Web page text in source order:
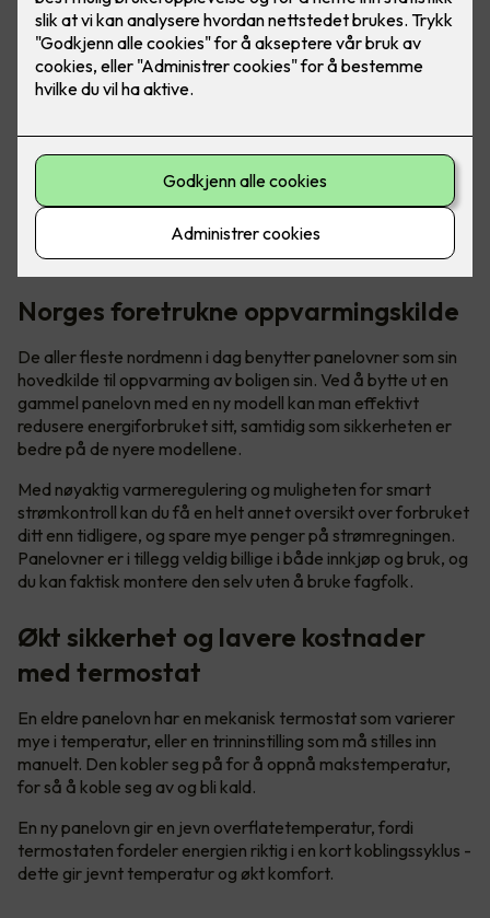
Den høyeste strømkostnaden i en bolig skyldes
oppvarming. Panelovner er ofte et av de rimeligste og
mest miljøvennlige alternativene du kan velge.
Norges foretrukne oppvarmingskilde
De aller fleste nordmenn i dag benytter panelovner som sin
hovedkilde til oppvarming av boligen sin. Ved å bytte ut en
gammel panelovn med en ny modell kan man effektivt
redusere energiforbruket sitt, samtidig som sikkerheten er
bedre på de nyere modellene.
Med nøyaktig varmeregulering og muligheten for smart
strømkontroll kan du få en helt annet oversikt over forbruket
ditt enn tidligere, og spare mye penger på strømregningen.
Panelovner er i tillegg veldig billige i både innkjøp og bruk, og
du kan faktisk montere den selv uten å bruke fagfolk.
Økt sikkerhet og lavere kostnader
med termostat
En eldre panelovn har en mekanisk termostat som varierer
mye i temperatur, eller en trinninstilling som må stilles inn
manuelt. Den kobler seg på for å oppnå makstemperatur,
for så å koble seg av og bli kald.
En ny panelovn gir en jevn overflatetemperatur, fordi
termostaten fordeler energien riktig i en kort koblingssyklus -
dette gir jevnt temperatur og økt komfort.